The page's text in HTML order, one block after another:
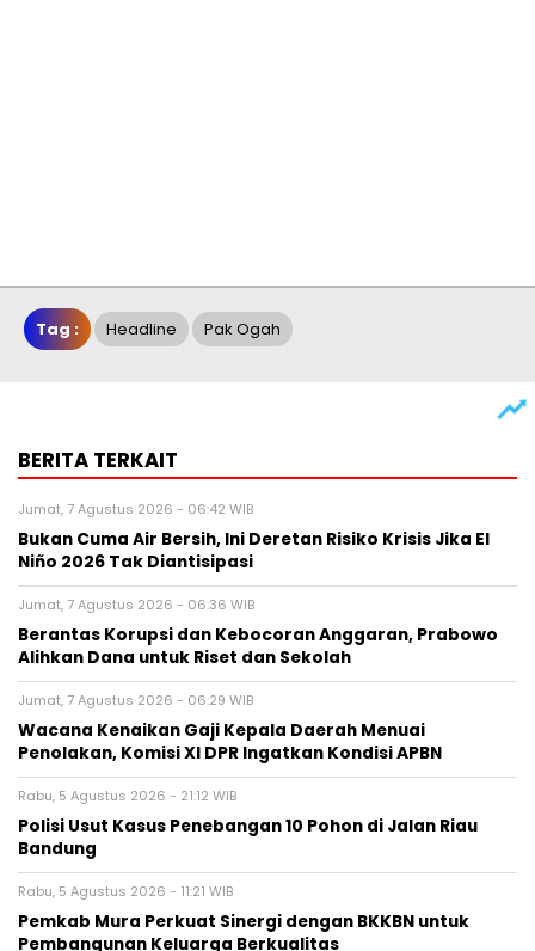
Tag : Headline Pak Ogah
BERITA TERKAIT
Jumat, 7 Agustus 2026 - 06:42 WIB
Bukan Cuma Air Bersih, Ini Deretan Risiko Krisis Jika El
Niño 2026 Tak Diantisipasi
Jumat, 7 Agustus 2026 - 06:36 WIB
Berantas Korupsi dan Kebocoran Anggaran, Prabowo
Alihkan Dana untuk Riset dan Sekolah
Jumat, 7 Agustus 2026 - 06:29 WIB
Wacana Kenaikan Gaji Kepala Daerah Menuai
Penolakan, Komisi XI DPR Ingatkan Kondisi APBN
Rabu, 5 Agustus 2026 - 21:12 WIB
Polisi Usut Kasus Penebangan 10 Pohon di Jalan Riau
Bandung
Rabu, 5 Agustus 2026 - 11:21 WIB
Pemkab Mura Perkuat Sinergi dengan BKKBN untuk
Pembangunan Keluarga Berkualitas